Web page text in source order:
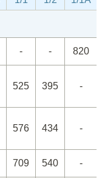
- - 820
525 395 -
576 434 -
709 540 -